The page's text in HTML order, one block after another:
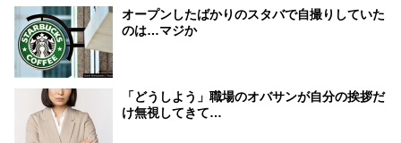
オープンしたばかりのスタバで自撮りしていた
のは…マジか
「どうしよう」職場のオバサンが自分の挨拶だ
け無視してきて…